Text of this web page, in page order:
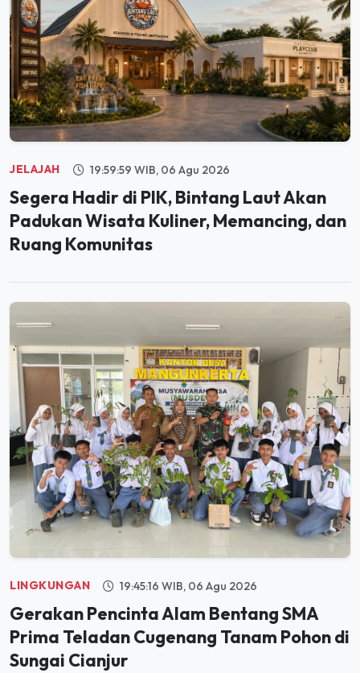
JELAJAH 19:59:59 WIB, 06 Agu 2026
Segera Hadir di PIK, Bintang Laut Akan
Padukan Wisata Kuliner, Memancing, dan
Ruang Komunitas
LINGKUNGAN 19:45:16 WIB, 06 Agu 2026
Gerakan Pencinta Alam Bentang SMA
Prima Teladan Cugenang Tanam Pohon di
Sungai Cianjur